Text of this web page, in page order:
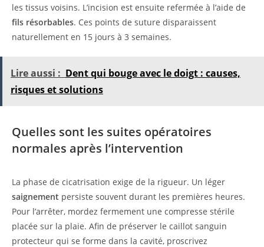
les tissus voisins. L’incision est ensuite refermée à l’aide de
fils résorbables. Ces points de suture disparaissent
naturellement en 15 jours à 3 semaines.
Lire aussi : Dent qui bouge avec le doigt : causes,
risques et solutions
Quelles sont les suites opératoires
normales après l’intervention
La phase de cicatrisation exige de la rigueur. Un léger
saignement persiste souvent durant les premières heures.
Pour l’arrêter, mordez fermement une compresse stérile
placée sur la plaie. Afin de préserver le caillot sanguin
protecteur qui se forme dans la cavité, proscrivez